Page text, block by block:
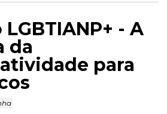
LGBTIANP+ - A
da
para